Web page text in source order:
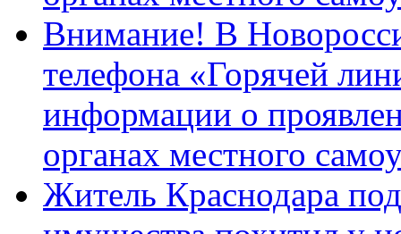
Внимание! В
телефона «Горячей
информации о
органах местного
Житель Краснодара